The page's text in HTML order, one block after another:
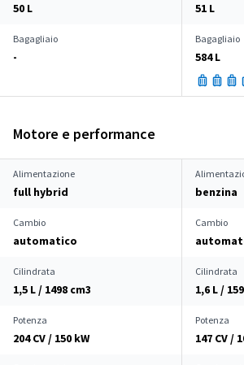
50 L 51 L
Bagagliaio
-
Bagagliaio
584 L
Motore e performance
Alimentazione
full hybrid benzina
Cambio
automatico
Cambio
Cilindrata
1,5 L / 1498 cm3
Cilindrata
1,6 L /
Potenza
204 CV / 150 kW
Potenza
147 CV /